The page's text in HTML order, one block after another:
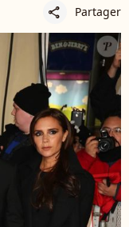
share Partager